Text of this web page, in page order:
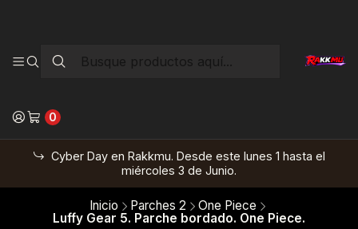
0
Cyber Day en Rakkmu. Desde este lunes 1 hasta el
miércoles 3 de Junio.
Inicio Parches 2
One Piece
Luffy Gear 5. Parche bordado. One Piece.